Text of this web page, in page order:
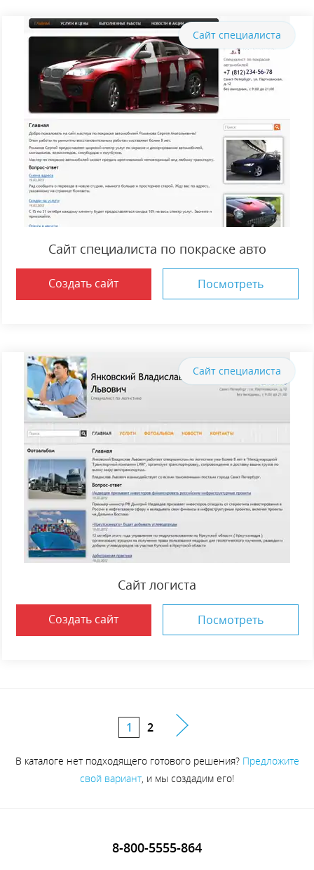
Сайт специалиста
Сайт специалиста по покраске авто
Создать сайт Посмотреть
Сайт специалиста
Сайт логиста
Создать сайт Посмотреть
1 2
В каталоге нет подходящего готового решения? Предложите
свой вариант, и мы создадим его!
8-800-5555-864